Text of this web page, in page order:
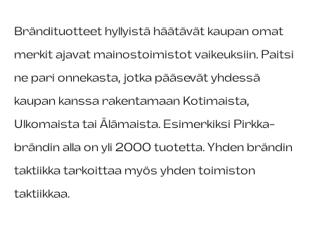
Brändituotteet hyllyistä häätävät kaupan omat
merkit ajavat mainostoimistot vaikeuksiin. Paitsi
ne pari onnekasta, jotka pääsevät yhdessä
kaupan kanssa rakentamaan Kotimaista,
Ulkomaista tai Älämaista. Esimerkiksi Pirkka-
brändin alla on yli 2000 tuotetta. Yhden brändin
taktiikka tarkoittaa myös yhden toimiston
taktiikkaa.